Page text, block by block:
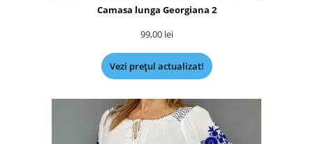
Camasa lunga Georgiana 2
99,00 lei
Vezi prețul actualizat!